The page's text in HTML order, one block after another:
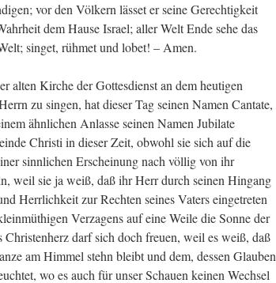
vor den Völkern lässet er seine Gerechtigkeit
dem Hause Israel; aller Welt Ende sehe das
singet, rühmet und lobet! – Amen.
alten Kirche der Gottesdienst an dem heutigen
zu singen, hat dieser Tag seinen Namen Cantate,
ähnlichen Anlasse seinen Namen Jubilate
Christi in dieser Zeit, obwohl sie sich auf die
sinnlichen Erscheinung nach völlig von ihr
weil sie ja weiß, daß ihr Herr durch seinen Hingang
Herrlichkeit zur Rechten seines Vaters eingetreten
Verzagens auf eine Weile die Sonne der
darf sich doch freuen, weil es weiß, daß
am Himmel stehn bleibt und dem, dessen Glauben
wo es auch für unser Schauen keinen Wechsel